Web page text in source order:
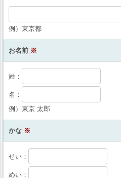
例）東京都
お名前 ※
姓：
名：
例）東京 太郎
かな ※
せい：
めい：